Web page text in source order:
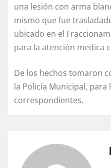
una lesión con arma
mismo que fue
ubicado en el
para la atención medica
De los hechos tomaron
la Policía Municipal, para
correspondientes.